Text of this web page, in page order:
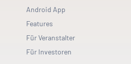
Android App
Features
Für Veranstalter
Für Investoren